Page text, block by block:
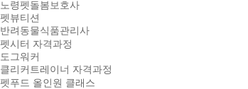
노령펫돌봄보호사
펫뷰티션
반려동물식품관리사
펫시터 자격과정
도그워커
클리커트레이너 자격과정
펫푸드 올인원 클래스